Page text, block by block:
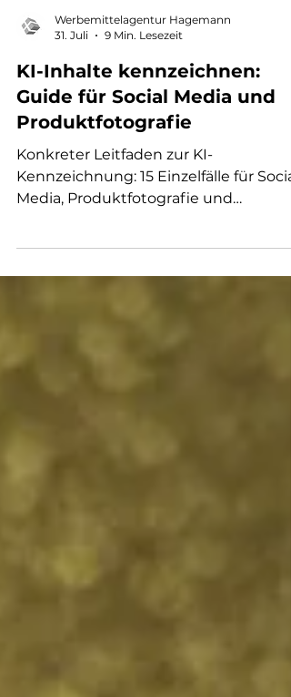
Werbemittelagentur Hagemann
31. Juli
9 Min. Lesezeit
KI-Inhalte kennzeichnen:
Guide für Social Media und
Produktfotografie
Konkreter Leitfaden zur KI-
Plattformregeln und Checkliste.